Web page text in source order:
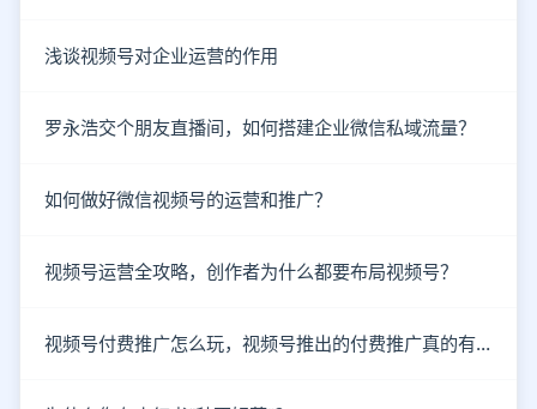
浅谈视频号对企业运营的作用
罗永浩交个朋友直播间，如何搭建企业微信私域流量？
如何做好微信视频号的运营和推广？
视频号运营全攻略，创作者为什么都要布局视频号？
视频号付费推广怎么玩，视频号推出的付费推广真的有效吗？